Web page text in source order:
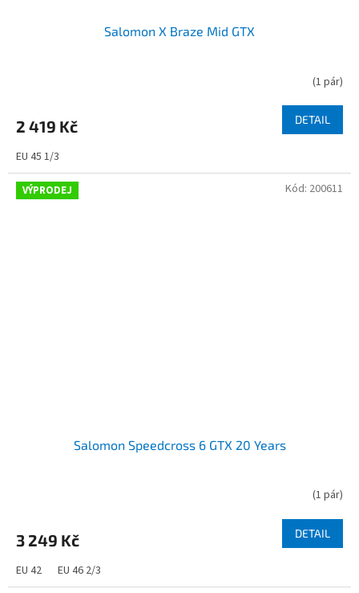
Salomon X Braze Mid GTX
(1 pár)
2 419 Kč DETAIL
EU 45 1/3
VÝPRODEJ
Salomon Speedcross 6 GTX 20 Years
(1 pár)
3 249 Kč DETAIL
EU 42 EU 46 2/3
Kód: 200611